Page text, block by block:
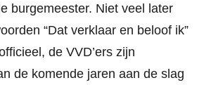
burgemeester. Niet veel later
“Dat verklaar en beloof ik”
de VVD’ers zijn
de komende jaren aan de slag